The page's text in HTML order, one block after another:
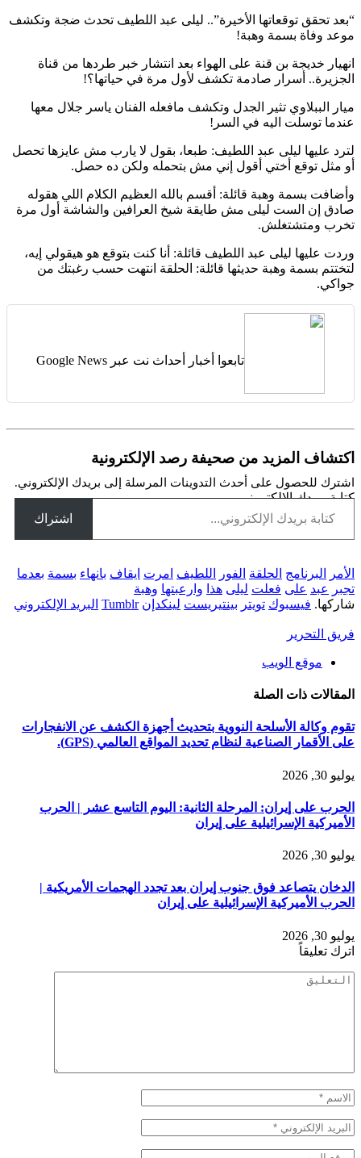
“بعد تحقق توقعاتها الأخيرة”.. ليلى عبد اللطيف تحدث ضجة وتكشف
موعد وفاة بسمة وهبة!
انهيار خديجة بن قنة على الهواء بعد انتشار خبر طردها من قناة
الجزيرة.. أسرار صادمة تكشف لأول مرة في حياتها؟!
ميار الببلاوي تثير الجدل وتكشف مافعله الفنان ياسر جلال معها
عندما توسلت اليه في السر!
لترد عليها ليلى عبد اللطيف: طبعا، بقول لا يارب مش عايزها تحصل
أو مثل توقع أختي أقول إني مش بتحمله ولكن ده حصل.
وأضافت بسمة وهبة قائلة: أقسم بالله العظيم الكلام اللي هقوله
صادق إن الست ليلى مش طايقة شيخ العرافين والشاشة أول مرة
تخرب ومتشتغلش.
وردت عليها ليلى عبد اللطيف قائلة: أنا كنت بتوقع هو هيقولي إيه،
لتختتم بسمة وهبة حديثها قائلة: الحلقة انتهت حسب رغبتك من
جواكي.
تابعوا أخبار أحداث نت عبر Google News
اكتشاف المزيد من صحيفة رصد الإلكترونية
اشترك للحصول على أحدث التدوينات المرسلة إلى بريدك الإلكتروني.
كتابة بريدك الإلكتروني...
اشتراك
الأمر البرنامج الحلقة الفور اللطيف امرت ايقاف بانهاء بسمة بعدما
تجبر
عبد على فعلت ليلى هذا وارعبتها وهبة
شاركها. فيسبوك تويتر بينتيريست لينكدإن Tumblr البريد الإلكتروني
فريق التحرير
موقع الويب
المقالات ذات الصلة
تقوم وكالة الأسلحة النووية بتحديث أجهزة الكشف عن الانفجارات
على الأقمار الصناعية لنظام تحديد المواقع العالمي (GPS).
يوليو 30, 2026
الحرب على إيران: المرحلة الثانية: اليوم التاسع عشر | الحرب
الأميركية الإسرائيلية على إيران
يوليو 30, 2026
الدخان يتصاعد فوق جنوب إيران بعد تجدد الهجمات الأمريكية |
الحرب الأميركية الإسرائيلية على إيران
يوليو 30, 2026
اترك تعليقاً